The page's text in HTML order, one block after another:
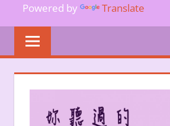
Powered by Translate